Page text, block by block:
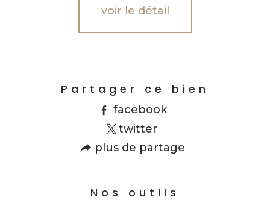
voir le détail
Partager ce bien
facebook
twitter
plus de partage
Nos outils